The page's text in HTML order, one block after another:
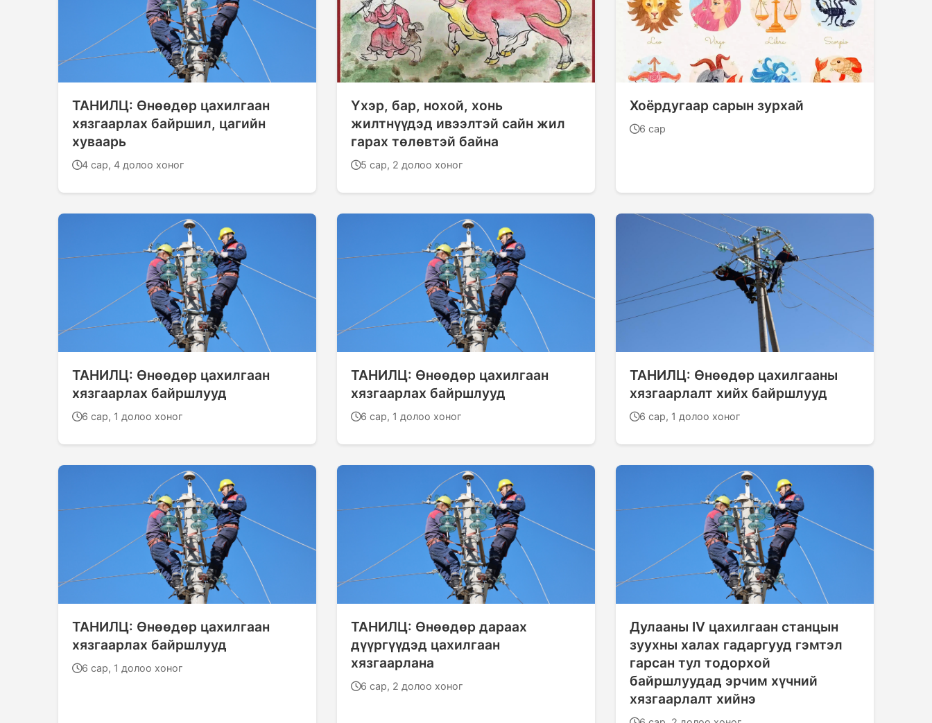
ТАНИЛЦ: Өнөөдөр цахилгаан
хязгаарлах байршил, цагийн
хуваарь
4 сар, 4 долоо хоног
Үхэр, бар, нохой, хонь
жилтнүүдэд ивээлтэй сайн жил
гарах төлөвтэй байна
5 сар, 2 долоо хоног
Хоёрдугаар сарын зурхай
6 сар
ТАНИЛЦ: Өнөөдөр цахилгаан
хязгаарлах байршлууд
6 сар, 1 долоо хоног
ТАНИЛЦ: Өнөөдөр цахилгаан
хязгаарлах байршлууд
6 сар, 1 долоо хоног
ТАНИЛЦ: Өнөөдөр цахилгааны
хязгаарлалт хийх байршлууд
6 сар, 1 долоо хоног
ТАНИЛЦ: Өнөөдөр цахилгаан
хязгаарлах байршлууд
6 сар, 1 долоо хоног
ТАНИЛЦ: Өнөөдөр дараах
дүүргүүдэд цахилгаан
хязгаарлана
6 сар, 2 долоо хоног
Дулааны IV цахилгаан станцын
зуухны халах гадаргууд гэмтэл
гарсан тул тодорхой
байршлуудад эрчим хүчний
хязгаарлалт хийнэ